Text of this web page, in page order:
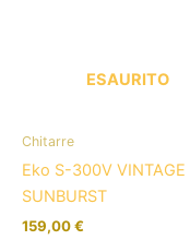
ESAURITO
Chitarre
Eko S-300V VINTAGE
SUNBURST
159,00€